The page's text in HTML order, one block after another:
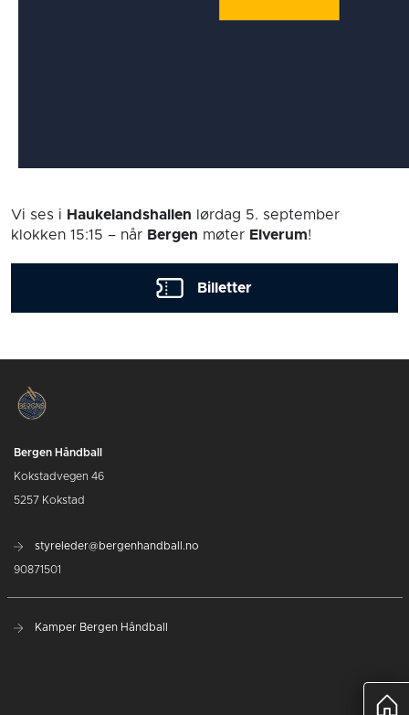
Vi ses i Haukelandshallen lørdag 5. september
klokken 15:15 – når Bergen møter Elverum!
Billetter
Bergen Håndball
Kokstadvegen 46
5257 Kokstad
styreleder@bergenhandball.no
90871501
Kamper Bergen Håndball